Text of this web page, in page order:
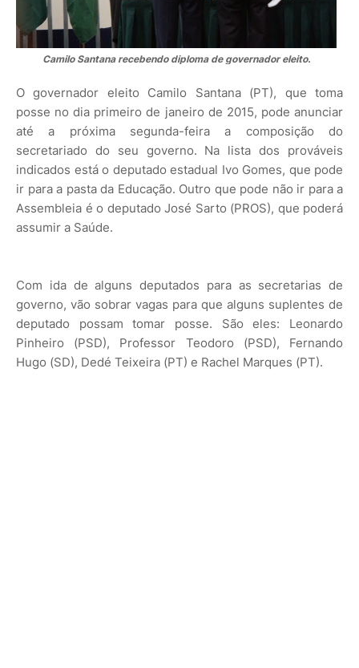
Camilo Santana recebendo diploma de governador eleito.
O governador eleito Camilo Santana (PT), que toma
posse no dia primeiro de janeiro de 2015, pode anunciar
até a próxima segunda-feira a composição do
secretariado do seu governo. Na lista dos prováveis
indicados está o deputado estadual Ivo Gomes, que pode
ir para a pasta da Educação. Outro que pode não ir para a
Assembleia é o deputado José Sarto (PROS), que poderá
assumir a Saúde.
Com ida de alguns deputados para as secretarias de
governo, vão sobrar vagas para que alguns suplentes de
deputado possam tomar posse. São eles: Leonardo
Pinheiro (PSD), Professor Teodoro (PSD), Fernando
Hugo (SD), Dedé Teixeira (PT) e Rachel Marques (PT).